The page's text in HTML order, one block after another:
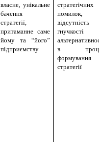
власне, унікальне
бачення
стратегії,
притаманне саме
йому та “його”
підприємству
стратегічних
помилок,
відсутність
в
формування
стратегії